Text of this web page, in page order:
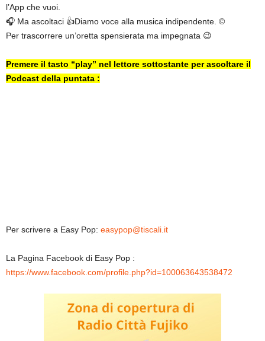
l’App che vuoi.
🎧 Ma ascoltaci 👍Diamo voce alla musica indipendente. ©
Per trascorrere un’oretta spensierata ma impegnata 😉
Premere il tasto “play” nel lettore sottostante per ascoltare il
Podcast della puntata :
Per scrivere a Easy Pop: easypop@tiscali.it
La Pagina Facebook di Easy Pop :
https://www.facebook.com/profile.php?id=100063643538472